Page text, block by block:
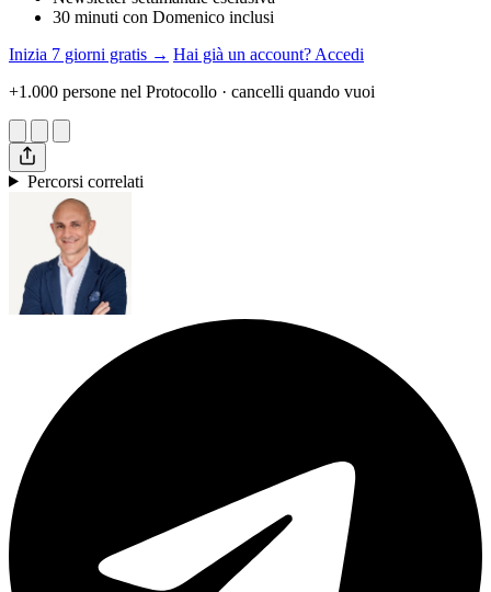
30 minuti con Domenico inclusi
Inizia 7 giorni gratis → Hai già un account? Accedi
+1.000 persone nel Protocollo · cancelli quando vuoi
Percorsi correlati